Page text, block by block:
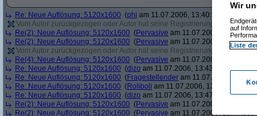
Re: Neue Auflösung: 5120x1600 (phj am 11.07.2006, 13:40:39)
Vom Autor zurückgezogen oder Autor hat seine Registrierung nicht
Re(2): Neue Auflösung: 5120x1600 (Pervasive am 11.07.2006, 13:41:12)
Re(2): Neue Auflösung: 5120x1600 (Pervasive am 11.07.2006, 13:41:43)
Vom Autor zurückgezogen oder Autor hat seine Registrierung nicht
Re(4): Neue Auflösung: 5120x1600 (Pervasive am 11.07.2006, 13:43:22)
Re: Neue Auflösung: 5120x1600 (dizo am 11.07.2006, 13:43:54)
Re: Neue Auflösung: 5120x1600 (Fragestellender am 11.07.2006,
Re: Neue Auflösung: 5120x1600 (Roliboli am 11.07.2006, 13:47:18)
Re: Neue Auflösung: 5120x1600 (dizo am 11.07.2006, 13:47:29)
Re(2): Neue Auflösung: 5120x1600 (Pervasive am 11.07.2006, 13:47:45)
Re(2): Neue Auflösung: 5120x1600 (Pervasive am 11.07.2006, 13:47:59)
Wir
auf
Liste